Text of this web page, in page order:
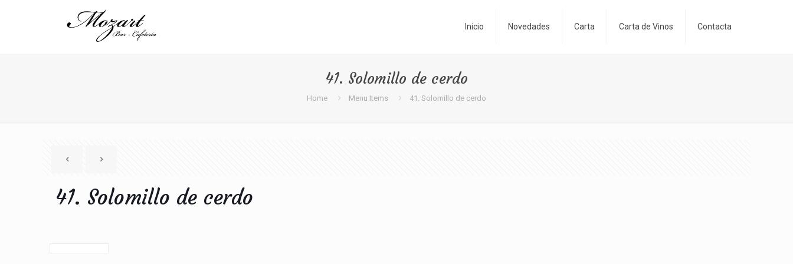
Inicio Novedades Carta Carta de Vinos Contacta
41. Solomillo de cerdo
Home Menu Items 41. Solomillo de cerdo
41. Solomillo de cerdo